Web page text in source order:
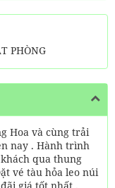
PHÒNG
Hoa và cùng trải
nay . Hành trình
qua thung
vé tàu hỏa leo núi